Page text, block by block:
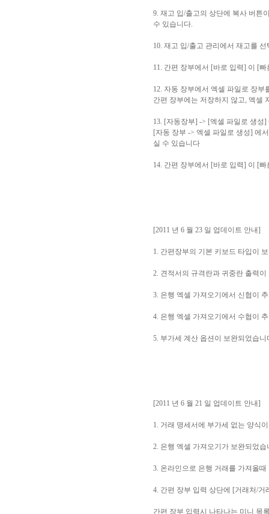
9. 재고 입/출고의 상단에 복사 버튼
수 있습니다.
10. 재고 입/출고 관리에서 재고를
11. 간편 장부에서 [바로 입력] 이 [
12. 자동 장부에서 엑셀 파일로 장
간편 장부에는 저장하지 않고, 엑셀
13. [자동장부] -> [엑셀 파일로 생성
[자동 장부 -> 엑셀 파일로 생성] 에
실 수 있습니다
14. 간편 장부에서 [바로 입력] 이 [
[2011 년 6 월 23 일 업데이트 안내]
1. 간편장부의 기본 키보드 타입이
2. 견적서의 규격란과 귀중란 출력이
3. 은행 엑셀 가져오기에서 신협이
4. 은행 엑셀 가져오기에서 수협이
5. 부가세 계산 옵션이 보완되었습니
[2011 년 6 월 21 일 업데이트 안내]
1. 거래 명세서에 부가세 없는 양식
2. 은행 엑셀 가져오기가 보완되었습
3. 온라인으로 은행 거래를 가져올
4. 간편 장부 입력 상단에 [거래처/
간편 장부 입력시 나타나는 미니 목